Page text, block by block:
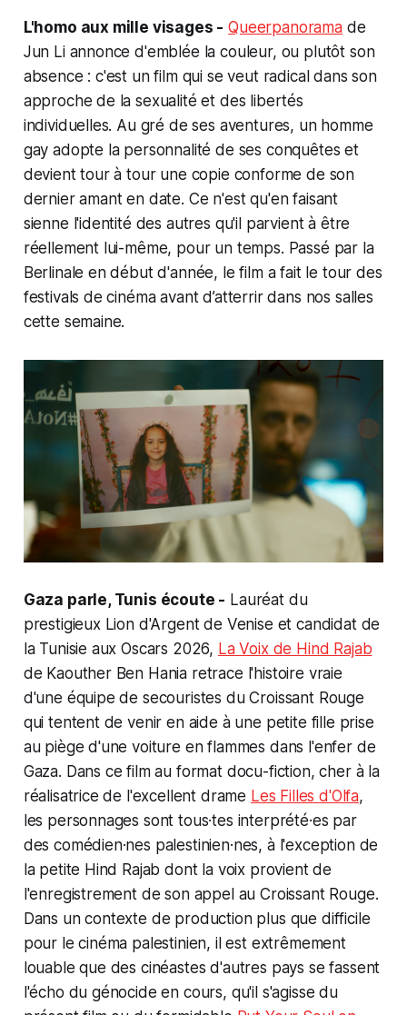
L'homo aux mille visages - Queerpanoramade
Jun Li annonce d'emblée la couleur, ou plutôt son
absence : c'est un film qui se veut radical dans son
approche de la sexualité et des libertés
individuelles. Au gré de ses aventures, un homme
gay adopte la personnalité de ses conquêtes et
devient tour à tour une copie conforme de son
dernier amant en date. Ce n'est qu'en faisant
sienne l'identité des autres qu'il parvient à être
réellement lui-même, pour un temps. Passé par la
Berlinale en début d'année, le film a fait le tour des
festivals de cinéma avant d’atterrir dans nos salles
cette semaine.
Gaza parle, Tunis écoute - Lauréat du
prestigieux Lion d'Argent de Venise et candidat de
la Tunisie aux Oscars 2026, La Voix de Hind Rajab
de Kaouther Ben Hania retrace l'histoire vraie
d'une équipe de secouristes du Croissant Rouge
qui tentent de venir en aide à une petite fille prise
au piège d'une voiture en flammes dans l'enfer de
Gaza. Dans ce film au format docu-fiction, cher à la
réalisatrice de l'excellent drame Les Filles d'Olfa,
les personnages sont tous·tes interprété·es par
des comédien·nes palestinien·nes, à l'exception de
la petite Hind Rajab dont la voix provient de
l'enregistrement de son appel au Croissant Rouge.
Dans un contexte de production plus que difficile
pour le cinéma palestinien, il est extrêmement
louable que des cinéastes d'autres pays se fassent
l'écho du génocide en cours, qu'il s'agisse du